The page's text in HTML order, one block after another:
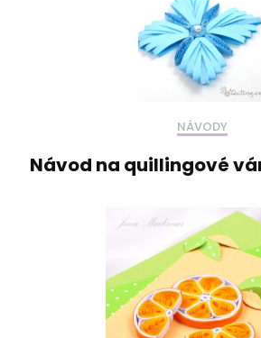
NÁVODY
Návod na quillingové